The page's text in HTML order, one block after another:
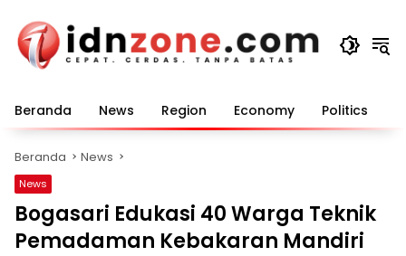
konten
Beranda News Region Economy Politics
Beranda News
News
Bogasari Edukasi 40 Warga Teknik
Pemadaman Kebakaran Mandiri